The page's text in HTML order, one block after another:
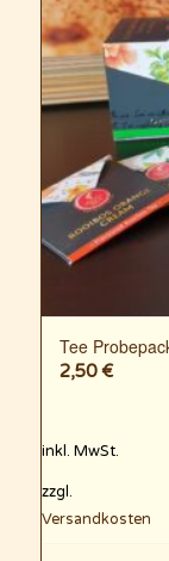
Tee
2,50€
inkl. MwSt.
zzgl.
Versandkosten